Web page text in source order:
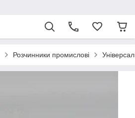
Розчинники промислові